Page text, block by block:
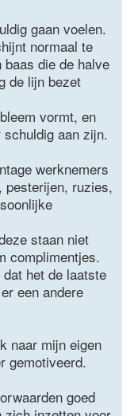
gaan voelen.
normaal te
die de halve
de lijn bezet
vormt, en
aan zijn.
werknemers
pesterijen, ruzies,
staan niet
complimentjes.
het de laatste
een andere
naar mijn eigen
gemotiveerd.
goed